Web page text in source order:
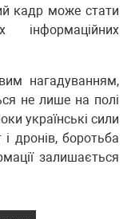
кадр може стати
інформаційних
нагадуванням,
не лише на полі
українські сили
дронів, боротьба
залишається